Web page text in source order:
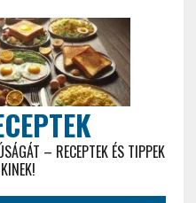
– RECEPTEK ÉS TIPPEK